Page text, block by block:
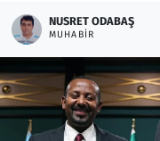
NUSRET ODABAŞ
MUHABIR
Oyun
Ramazan
Resmi İlanlar